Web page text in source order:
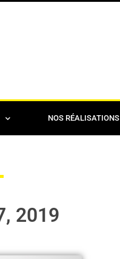
NOS RÉALISATIONS
2019